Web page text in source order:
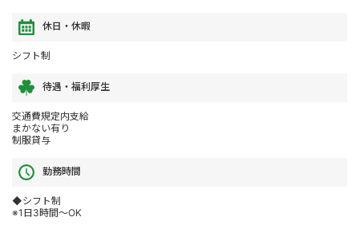
休日・休暇
シフト制
待遇・福利厚生
交通費規定内支給
まかない有り
制服貸与
勤務時間
◆シフト制
※1日3時間～OK